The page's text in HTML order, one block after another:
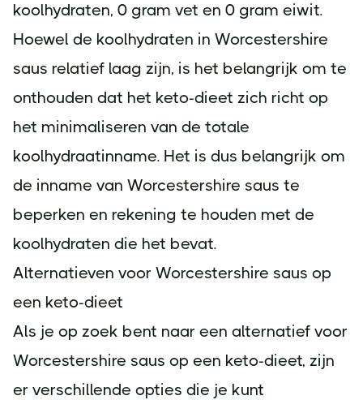
koolhydraten, 0 gram vet en 0 gram eiwit.
Hoewel de koolhydraten in Worcestershire
saus relatief laag zijn, is het belangrijk om te
onthouden dat het keto-dieet zich richt op
het minimaliseren van de totale
koolhydraatinname. Het is dus belangrijk om
de inname van Worcestershire saus te
beperken en rekening te houden met de
koolhydraten die het bevat.
Alternatieven voor Worcestershire saus op
een keto-dieet
Als je op zoek bent naar een alternatief voor
Worcestershire saus op een keto-dieet, zijn
er verschillende opties die je kunt